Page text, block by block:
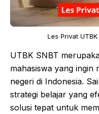
Les Privat
UTBK SNBT
mahasiswa yang ingin
negeri di Indonesia.
strategi belajar yang
solusi tepat untuk